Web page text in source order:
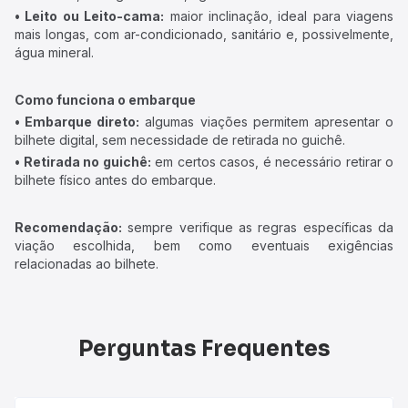
• Leito ou Leito-cama: maior inclinação, ideal para viagens
mais longas, com ar-condicionado, sanitário e, possivelmente,
água mineral.
Como funciona o embarque
• Embarque direto: algumas viações permitem apresentar o
bilhete digital, sem necessidade de retirada no guichê.
• Retirada no guichê: em certos casos, é necessário retirar o
bilhete físico antes do embarque.
Recomendação: sempre verifique as regras específicas da
viação escolhida, bem como eventuais exigências
relacionadas ao bilhete.
Perguntas Frequentes